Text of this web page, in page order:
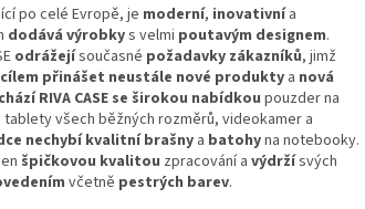
po celé Evropě, je moderní, inovativnía
dodává výrobkys velmi poutavým designem.
odrážejísoučasné požadavky zákazníků, jimž
cílem přinášet neustále nové produkty a nová
RIVA CASE se širokou nabídkoupouzder na
všech běžných rozměrů, videokamer a
nechybí kvalitní brašnya batohyna notebooky.
špičkovou kvalitou zpracování a výdržísvých
včetně pestrých barev.